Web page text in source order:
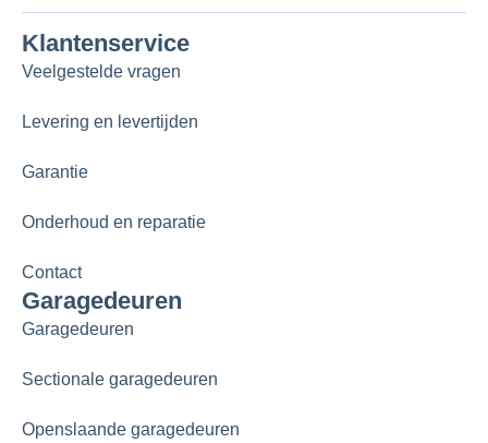
Klantenservice
Veelgestelde vragen
Levering en levertijden
Garantie
Onderhoud en reparatie
Contact
Garagedeuren
Garagedeuren
Sectionale garagedeuren
Openslaande garagedeuren